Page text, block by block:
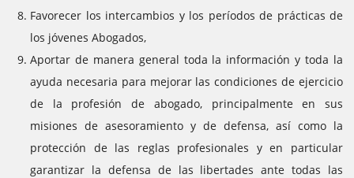
Favorecer los intercambios y los períodos de prácticas de
los jóvenes Abogados,
Aportar de manera general toda la información y toda la
ayuda necesaria para mejorar las condiciones de ejercicio
de la profesión de abogado, principalmente en sus
misiones de asesoramiento y de defensa, así como la
protección de las reglas profesionales y en particular
garantizar la defensa de las libertades ante todas las